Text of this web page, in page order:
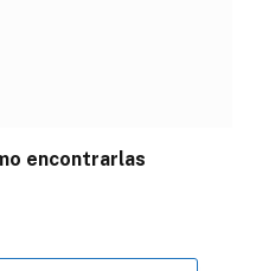
encontrarlas